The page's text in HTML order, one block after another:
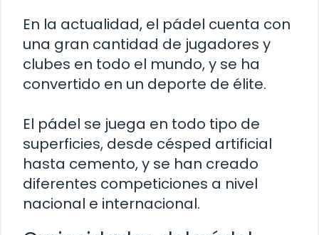
En la actualidad, el pádel cuenta con
una gran cantidad de jugadores y
clubes en todo el mundo, y se ha
convertido en un deporte de élite.
El pádel se juega en todo tipo de
superficies, desde césped artificial
hasta cemento, y se han creado
diferentes competiciones a nivel
nacional e internacional.